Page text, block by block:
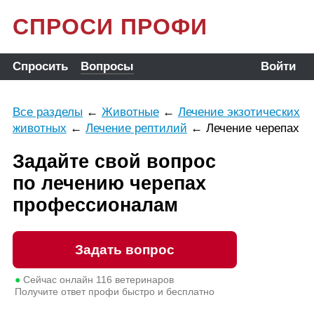
СПРОСИ ПРОФИ
Спросить Вопросы Войти
Все разделы ← Животные← Лечение экзотических
животных ← Лечение рептилий ← Лечение черепах
Задайте свой вопрос
по лечению черепах
профессионалам
Задать вопрос
●Сейчас онлайн 116 ветеринаров
Получите ответ профи быстро и бесплатно